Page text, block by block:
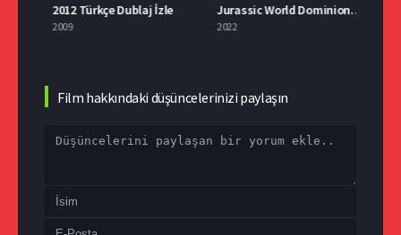
2012 Türkçe Dublaj İzle
2009
Jurassic World Dominion İzle Türkçe Dublaj
2022
Film hakkındaki düşüncelerinizi paylaşın